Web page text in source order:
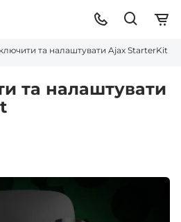
та налаштувати Ajax StarterKit
та налаштувати